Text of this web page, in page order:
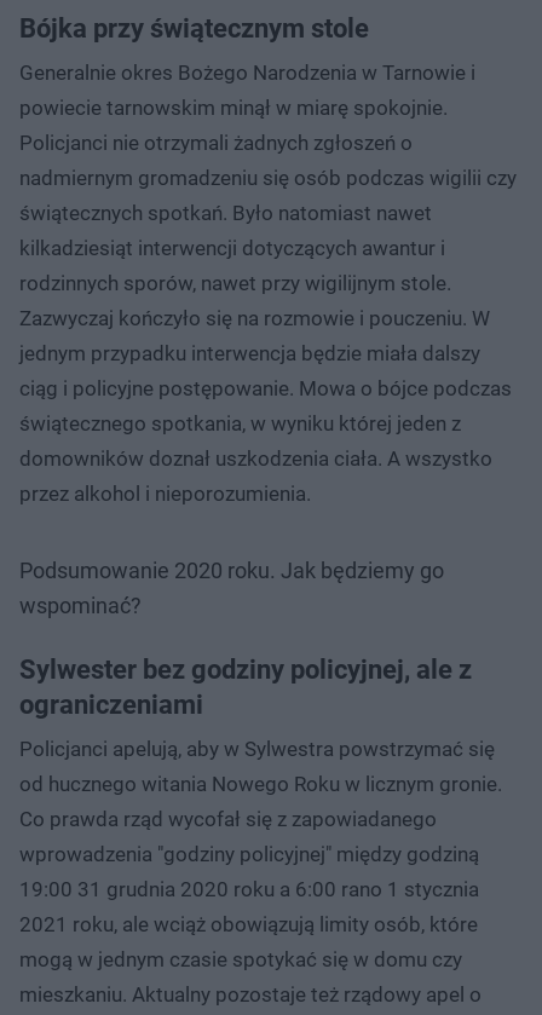
Bójka przy świątecznym stole
Generalnie okres Bożego Narodzenia w Tarnowie i
powiecie tarnowskim minął w miarę spokojnie.
Policjanci nie otrzymali żadnych zgłoszeń o
nadmiernym gromadzeniu się osób podczas wigilii czy
świątecznych spotkań. Było natomiast nawet
kilkadziesiąt interwencji dotyczących awantur i
rodzinnych sporów, nawet przy wigilijnym stole.
Zazwyczaj kończyło się na rozmowie i pouczeniu. W
jednym przypadku interwencja będzie miała dalszy
ciąg i policyjne postępowanie. Mowa o bójce podczas
świątecznego spotkania, w wyniku której jeden z
domowników doznał uszkodzenia ciała. A wszystko
przez alkohol i nieporozumienia.
Podsumowanie 2020 roku. Jak będziemy go
wspominać?
Sylwester bez godziny policyjnej, ale z
ograniczeniami
Policjanci apelują, aby w Sylwestra powstrzymać się
od hucznego witania Nowego Roku w licznym gronie.
Co prawda rząd wycofał się z zapowiadanego
wprowadzenia "godziny policyjnej" między godziną
19:00 31 grudnia 2020 roku a 6:00 rano 1 stycznia
2021 roku, ale wciąż obowiązują limity osób, które
mogą w jednym czasie spotykać się w domu czy
mieszkaniu. Aktualny pozostaje też rządowy apel o